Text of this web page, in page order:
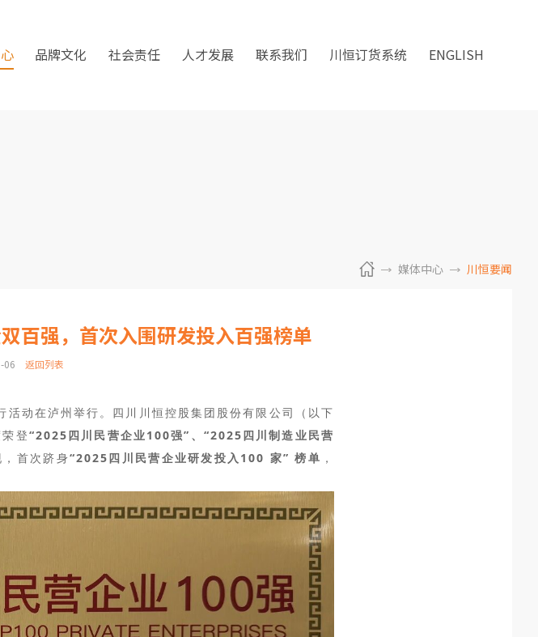
品牌文化 社会责任 人才发展 联系我们 川恒订货系统 ENGLISH
媒体中心 川恒要闻
百强，首次入围研发投入百强榜单
06 返回列表
动在泸州举行。四川川恒控股集团股份有限公司（以下
荣登“2025四川民营企业100强”、“2025四川制造业民营
，首次跻身“2025四川民营企业研发投入100 家” 榜单 ，